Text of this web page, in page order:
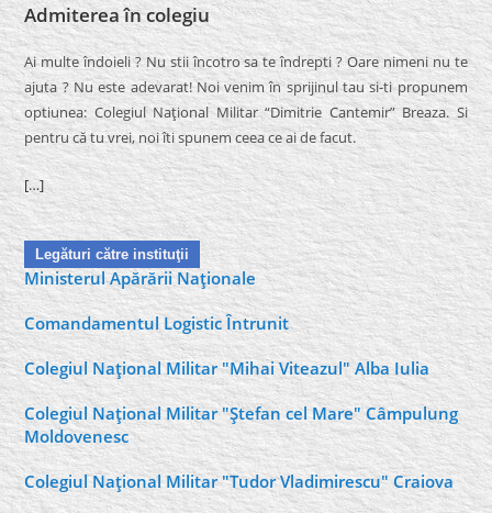
Admiterea în colegiu
Ai multe îndoieli ? Nu stii încotro sa te îndrepti ? Oare nimeni nu te
ajuta ? Nu este adevarat! Noi venim în sprijinul tau si-ti propunem
optiunea: Colegiul Naţional Militar “Dimitrie Cantemir” Breaza. Si
pentru că tu vrei, noi îti spunem ceea ce ai de facut.
[…]
Legături către instituţii
Ministerul Apărării Naţionale
Comandamentul Logistic Întrunit
Colegiul Naţional Militar "Mihai Viteazul" Alba Iulia
Colegiul Naţional Militar "Ştefan cel Mare" Câmpulung
Moldovenesc
Colegiul Naţional Militar "Tudor Vladimirescu" Craiova